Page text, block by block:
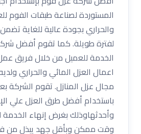
المستوردة لصناعة طبقات الفوم
والحراري بجودة عالية للغاية
لفترة طويلة. كما تقوم أفضل
الخدمة للعميل من خلال فريق
اعمال العزل المائي والحراري
مجال عزل المنازل. تقوم الشركة
باستخدام أفضل طرق العزل علي
وأحدثهاوذلك بغرض إنهاء
وقت ممكن وبأقل جهد يبذل من